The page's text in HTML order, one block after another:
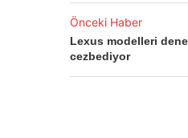
Önceki Haber
Lexus modelleri
cezbediyor